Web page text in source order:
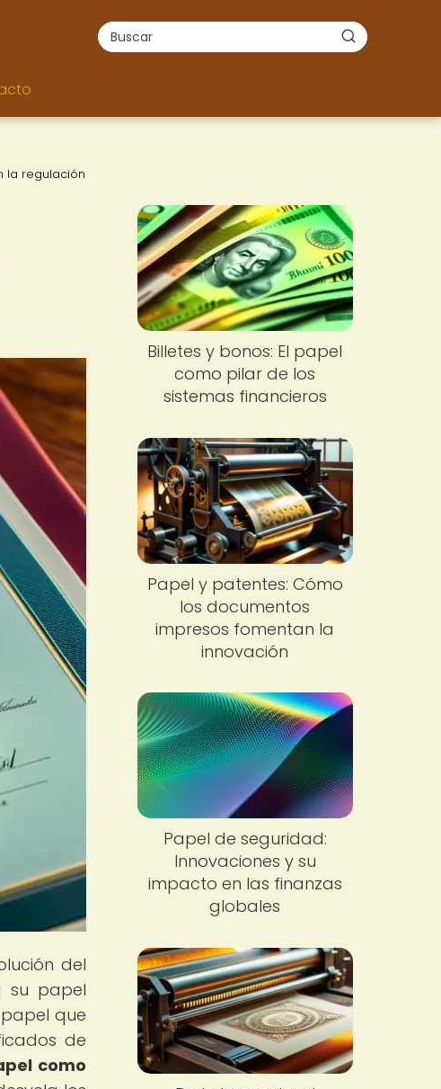
la regulación
del
su papel
que
de
como
Billetes y bonos: El papel
como pilar de los
sistemas financieros
Papel y patentes: Cómo
los documentos
impresos fomentan la
innovación
Papel de seguridad:
Innovaciones y su
impacto en las finanzas
globales